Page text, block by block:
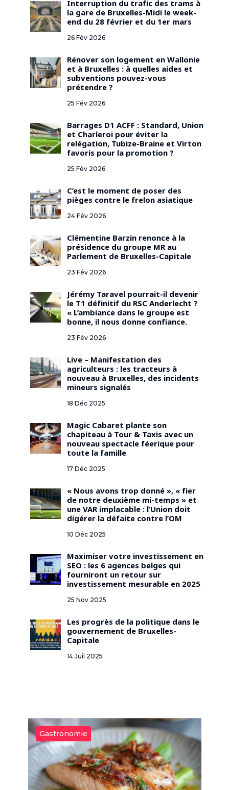
Interruption du trafic des trams à
la gare de Bruxelles-Midi le week-
end du 28 février et du 1er mars
26 Fév 2026
Rénover son logement en Wallonie
et à Bruxelles : à quelles aides et
subventions pouvez-vous
prétendre ?
25 Fév 2026
Barrages D1 ACFF : Standard, Union
et Charleroi pour éviter la
relégation, Tubize-Braine et Virton
favoris pour la promotion ?
25 Fév 2026
C’est le moment de poser des
pièges contre le frelon asiatique
24 Fév 2026
Clémentine Barzin renonce à la
présidence du groupe MR au
Parlement de Bruxelles-Capitale
23 Fév 2026
Jérémy Taravel pourrait-il devenir
le T1 définitif du RSC Anderlecht ?
« L’ambiance dans le groupe est
bonne, il nous donne confiance.
23 Fév 2026
Live – Manifestation des
agriculteurs : les tracteurs à
nouveau à Bruxelles, des incidents
mineurs signalés
18 Déc 2025
Magic Cabaret plante son
chapiteau à Tour & Taxis avec un
nouveau spectacle féerique pour
toute la famille
17 Déc 2025
« Nous avons trop donné », « fier
de notre deuxième mi-temps » et
une VAR implacable : l’Union doit
digérer la défaite contre l’OM
10 Déc 2025
Maximiser votre investissement en
SEO : les 6 agences belges qui
fourniront un retour sur
investissement mesurable en 2025
25 Nov 2025
Les progrès de la politique dans le
gouvernement de Bruxelles-
Capitale
14 Juil 2025
Gastronomie